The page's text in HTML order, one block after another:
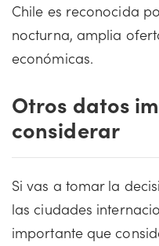
Chile es reconocida
nocturna, amplia
económicas.
Otros datos
considerar
Si vas a tomar la
las ciudades
importante que